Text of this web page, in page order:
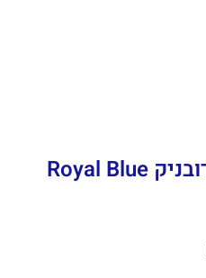
רויאל בלו הוטל בדוברובניק Royal Blue